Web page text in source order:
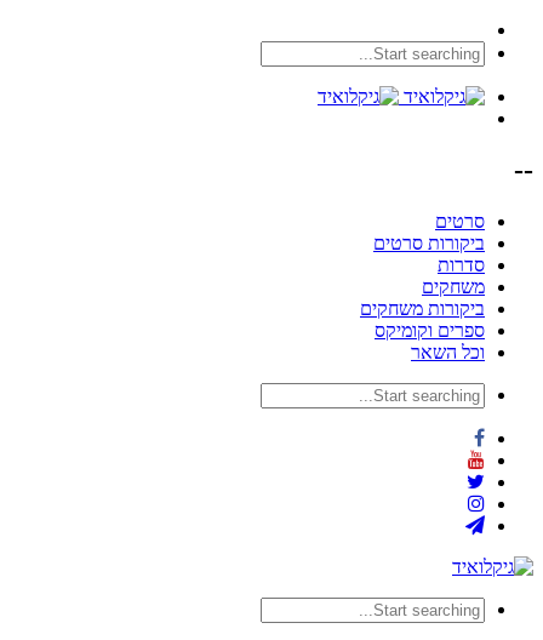
--
סרטים
ביקורות סרטים
סדרות
משחקים
ביקורות משחקים
ספרים וקומיקס
וכל השאר